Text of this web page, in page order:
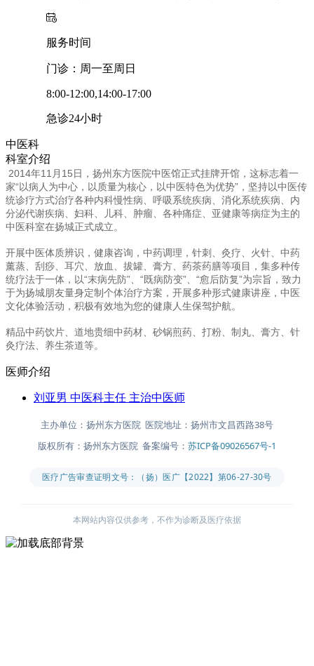
服务时间
门诊：周一至周日
8:00-12:00,14:00-17:00
急诊24小时
中医科
科室介绍
2014年11月15日，扬州东方医院中医馆正式挂牌开馆，这标志着一
家“以病人为中心，以质量为核心，以中医特色为优势”，坚持以中医传
统诊疗方式治疗各种内科慢性病、呼吸系统疾病、消化系统疾病、内
分泌代谢疾病、妇科、儿科、肿瘤、各种痛症、亚健康等病症为主的
中医科室在扬城正式成立。
开展中医体质辨识，健康咨询，中药调理，针刺、灸疗、火针、中药
薰蒸、刮痧、耳穴、放血、拔罐、膏方、药茶药膳等项目，集多种传
统疗法于一体，以“末病先防”、“既病防变”、“愈后防复”为宗旨，致力
于为扬城朋友量身定制个体治疗方案，开展多种形式健康讲座，中医
文化体验活动，积极有效地为您的健康人生保驾护航。
精品中药饮片、道地贵细中药材、砂锅煎药、打粉、制丸、膏方、针
灸疗法、养生茶道等。
医师介绍
刘亚男 中医科主任 主治中医师
主办单位：扬州东方医院 医院地址：扬州市文昌西路38号
版权所有：扬州东方医院 备案编号： 苏ICP备09026567号-1
医疗广告审查证明文号：（扬）医广【2022】第06-27-30号
本网站内容仅供参考，不作为诊断及医疗依据